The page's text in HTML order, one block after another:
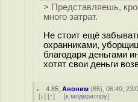
> Представляешь,
много затрат.
Не стоит ещё
охранниками,
благодаря деньгами
хотят свои деньги
4.85 ,Аноним (85), 06:49, 23/
[↓] [↑] [к модератору]